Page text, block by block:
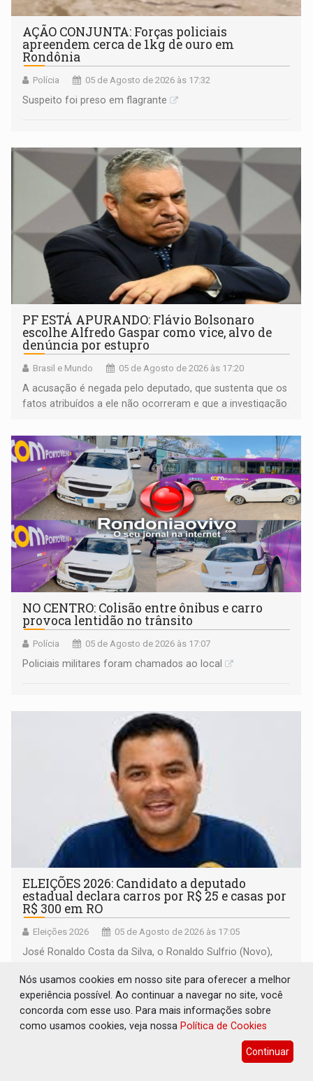
AÇÃO CONJUNTA: Forças policiais
apreendem cerca de 1kg de ouro em
Rondônia
Polícia 05 de Agosto de 2026 às 17:32
Suspeito foi preso em flagrante
PF ESTÁ APURANDO: Flávio Bolsonaro
escolhe Alfredo Gaspar como vice, alvo de
denúncia por estupro
Brasil e Mundo 05 de Agosto de 2026 às 17:20
A acusação é negada pelo deputado, que sustenta que os
fatos atribuídos a ele não ocorreram e que a investigação
NO CENTRO: Colisão entre ônibus e carro
provoca lentidão no trânsito
Polícia 05 de Agosto de 2026 às 17:07
Policiais militares foram chamados ao local
ELEIÇÕES 2026: Candidato a deputado
estadual declara carros por R$ 25 e casas por
R$ 300 em RO
Eleições 2026 05 de Agosto de 2026 às 17:05
José Ronaldo Costa da Silva, o Ronaldo Sulfrio (Novo),
mercado, mas declarou sobrado comercial de R$ 2
milhões
Nós usamos cookies em nosso site para oferecer a melhor
experiência possível. Ao continuar a navegar no site, você
concorda com esse uso. Para mais informações sobre
como usamos cookies, veja nossa Política de Cookies
Continuar